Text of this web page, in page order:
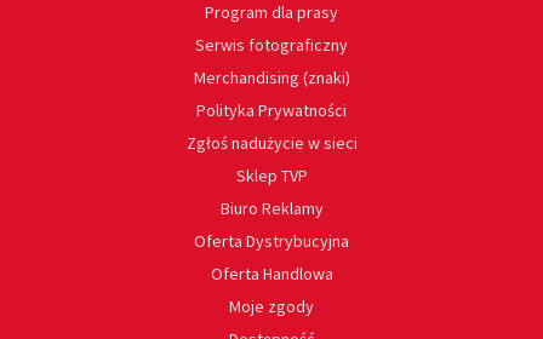
Program dla prasy
Serwis fotograficzny
Merchandising (znaki)
Polityka Prywatności
Zgłoś nadużycie w sieci
Sklep TVP
Biuro Reklamy
Oferta Dystrybucyjna
Oferta Handlowa
Moje zgody